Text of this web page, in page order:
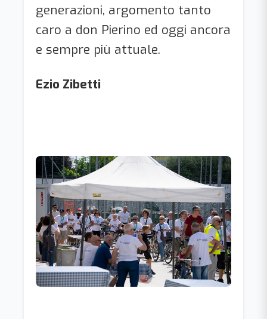
generazioni, argomento tanto
caro a don Pierino ed oggi ancora
e sempre più attuale.
Ezio Zibetti